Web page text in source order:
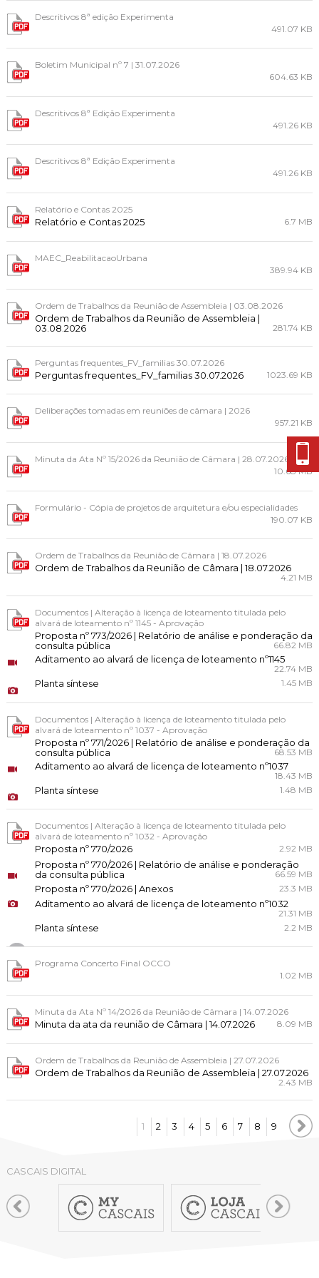
Planeamento Estratégico
Urbanismo
Cascais Próxima
Governação
Qualidade de vida
Jornal C
Agenda do executivo
VIVER
VISITAR
ESTUDAR
TEMPOS LIVRES
MOBILIDADE
INVESTIR EM CASCAIS
SERVIÇOS
MAPA DO PORTAL
Descritivos 8ª edição Experimenta
491.07 KB
Boletim Municipal nº 7 | 31.07.2026
604.63 KB
Descritivos 8ª Edição Experimenta
491.26 KB
Descritivos 8ª Edição Experimenta
491.26 KB
Relatório e Contas 2025
Relatório e Contas 2025 6.7 MB
MAEC_ReabilitacaoUrbana
389.94 KB
Ordem de Trabalhos da Reunião de Assembleia | 03.08.2026
Ordem de Trabalhos da Reunião de Assembleia |
03.08.2026
281.74 KB
Perguntas frequentes_FV_familias 30.07.2026
Perguntas frequentes_FV_familias 30.07.2026 1023.69 KB
Deliberações tomadas em reuniões de câmara | 2026
957.21 KB
Minuta da Ata Nº 15/2026 da Reunião de Câmara | 28.07.2026
10.68 MB
Formulário - Cópia de projetos de arquitetura e/ou especialidades
190.07 KB
Ordem de Trabalhos da Reunião de Câmara | 18.07.2026
Ordem de Trabalhos da Reunião de Câmara | 18.07.2026
4.21 MB
Documentos | Alteração à licença de loteamento titulada pelo
alvará de loteamento nº 1145 - Aprovação
Proposta nº 773/2026 | Relatório de análise e ponderação da
consulta pública
66.82 MB
Aditamento ao alvará de licença de loteamento nº1145
22.74 MB
Planta síntese 1.45 MB
Documentos | Alteração à licença de loteamento titulada pelo
alvará de loteamento nº 1037 - Aprovação
Proposta nº 771/2026 | Relatório de análise e ponderação da
consulta pública
68.53 MB
Aditamento ao alvará de licença de loteamento nº1037
18.43 MB
Planta síntese 1.48 MB
Documentos | Alteração à licença de loteamento titulada pelo
alvará de loteamento nº 1032 - Aprovação
Proposta nº 770/2026 2.92 MB
Proposta nº 770/2026 | Relatório de análise e ponderação
da consulta pública
66.59 MB
Proposta nº 770/2026 | Anexos 23.3 MB
Aditamento ao alvará de licença de loteamento nº1032
21.31 MB
Planta síntese 2.2 MB
Programa Concerto Final OCCO
1.02 MB
Minuta da Ata Nº 14/2026 da Reunião de Câmara | 14.07.2026
Minuta da ata da reunião de Câmara | 14.07.2026 8.09 MB
Ordem de Trabalhos da Reunião de Assembleia | 27.07.2026
Ordem de Trabalhos da Reunião de Assembleia | 27.07.2026
2.43 MB
1 2 3 4 5 6 7 8 9
CASCAIS DIGITAL